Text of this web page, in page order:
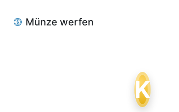
Münze werfen
K
Z